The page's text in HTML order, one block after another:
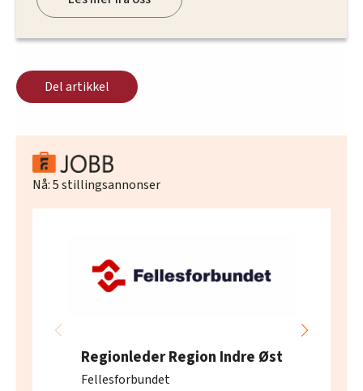
Del artikkel
Nå:5stillingsannonser
Regionleder Region Indre Øst
Fellesforbundet